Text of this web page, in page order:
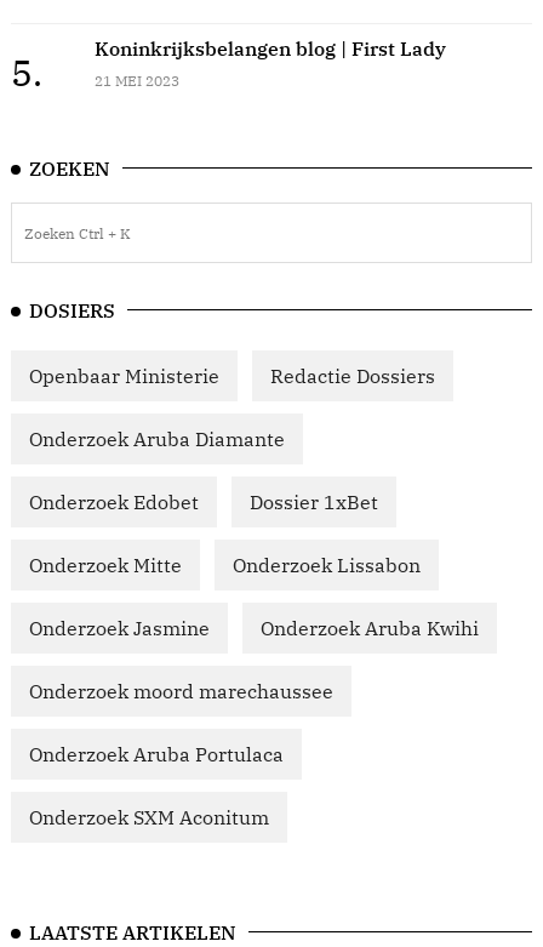
5.
Koninkrijksbelangen blog | First Lady
21 MEI 2023
ZOEKEN
DOSIERS
Openbaar Ministerie Redactie Dossiers
Onderzoek Aruba Diamante
Onderzoek Edobet Dossier 1xBet
Onderzoek Mitte Onderzoek Lissabon
Onderzoek Jasmine Onderzoek Aruba Kwihi
Onderzoek moord marechaussee
Onderzoek Aruba Portulaca
Onderzoek SXM Aconitum
LAATSTE ARTIKELEN